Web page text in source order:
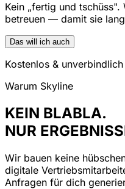
Kein „fertig und
betreuen — damit sie
Das will ich auch
Kostenlos & unverbindlich
Warum Skyline
KEIN BLABLA.
NUR
Wir bauen keine
digitale
Anfragen für dich